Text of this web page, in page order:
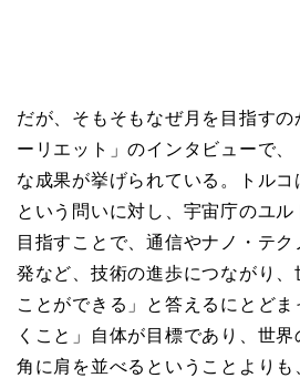
だが、そもそもなぜ月を目指すの
ーリエット」のインタビューで、
な成果が挙げられている。トルコ
という問いに対し、宇宙庁のユ
目指すことで、通信やナノ・テ
発など、技術の進歩につながり
ことができる」と答えるにとど
くこと」自体が目標であり、世
角に肩を並べるということより